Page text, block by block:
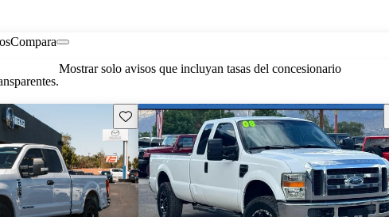
Compara
Mostrar solo avisos que incluyan tasas del concesionario
Guarda este Aviso